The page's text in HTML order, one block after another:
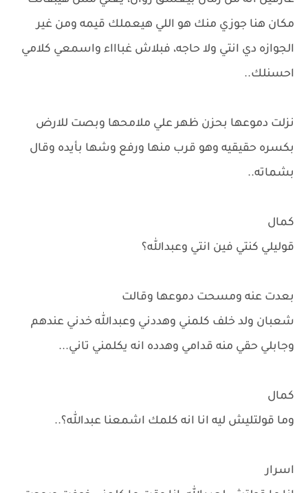
مكان هنا جوزي منك هو اللي هيعملك قيمه ومن غير
الجوازه دي انتي ولا حاجه، فبلاش غباااء واسمعي كلامي
احسنلك..
نزلت دموعها بحزن ظهر علي ملامحها وبصت للارض
بكسره حقيقيه وهو قرب منها ورفع وشها بأيده وقال
بشماته..
كمال
قوليلي كنتي فين انتي وعبدالله؟
بعدت عنه ومسحت دموعها وقالت
شعبان ولد خلف كلمني وهددني وعبدالله خدني عندهم
وجابلي حقي منه قدامي وهدده انه يكلمني تاني...
كمال
وما قولتليش ليه انا انه كلمك اشمعنا عبدالله؟..
اسرار